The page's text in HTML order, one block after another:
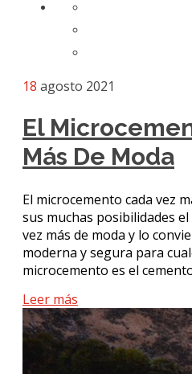
18 agosto 2021
El
Más De Moda
El microcemento cada vez
sus muchas posibilidades
vez más de moda y lo
moderna y segura para
microcemento es el
Leer más